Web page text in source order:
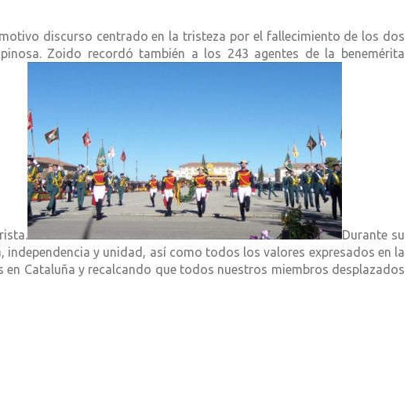
discurso centrado en la tristeza por el fallecimiento de los dos
Zoido recordó también a los 243 agentes de la benemérita
Durante su
y unidad, así como todos los valores expresados en la
Cataluña y recalcando que todos nuestros miembros desplazados